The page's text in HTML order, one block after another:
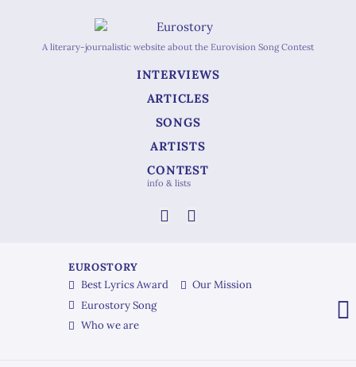
A literary-journalistic website about the Eurovision Song Contest
INTERVIEWS
ARTICLES
SONGS
ARTISTS
CONTEST
info & lists
EUROSTORY
Best Lyrics Award
Eurostory Song
Who we are
Our Mission